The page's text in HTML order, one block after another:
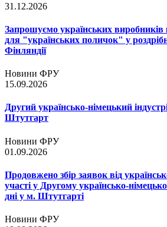
31.12.2026
Запрошуємо українських виробників
для "українських поличок" у
Фінляндії
Новини ФРУ
15.09.2026
Другий українсько-німецький
Штутгарт
Новини ФРУ
01.09.2026
Продовжено збір заявок від
участі у Другому українсько-
дні у м. Штутгарті
Новини ФРУ